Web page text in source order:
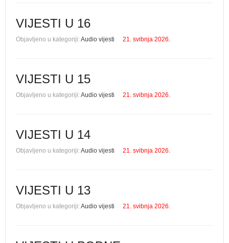
VIJESTI U 16
Objavljeno u kategoriji:Audio vijesti 21. svibnja 2026.
VIJESTI U 15
Objavljeno u kategoriji:Audio vijesti 21. svibnja 2026.
VIJESTI U 14
Objavljeno u kategoriji:Audio vijesti 21. svibnja 2026.
VIJESTI U 13
Objavljeno u kategoriji:Audio vijesti 21. svibnja 2026.